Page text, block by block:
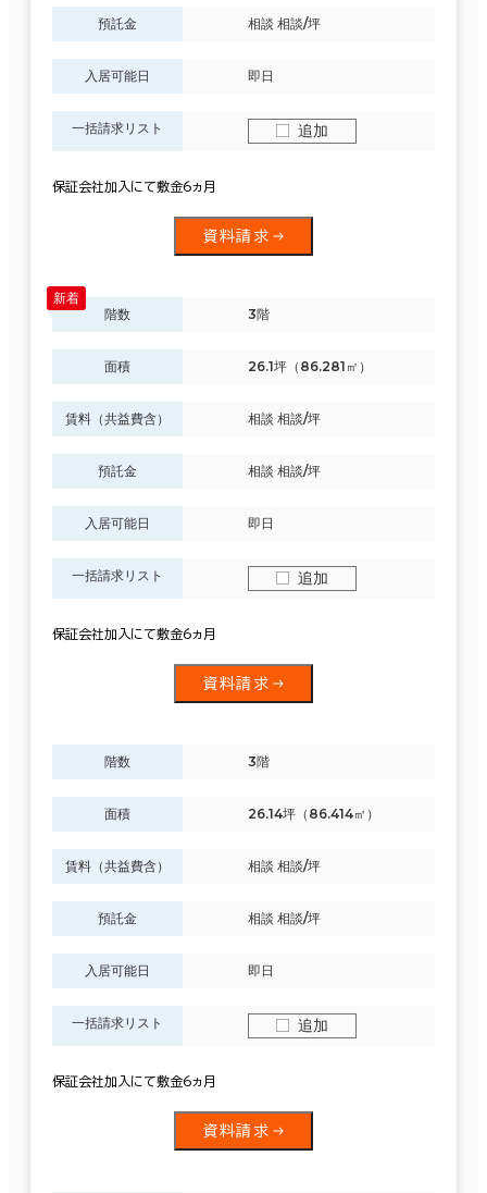
預託金 相談 相談/坪
入居可能日 即日
一括請求リスト 追加
保証会社加入にて敷金6ヵ月
資料請求
階数 3階
面積 26.1坪（86.281㎡）
賃料（共益費含） 相談 相談/坪
預託金 相談 相談/坪
入居可能日 即日
一括請求リスト 追加
保証会社加入にて敷金6ヵ月
資料請求
階数 3階
面積 26.14坪（86.414㎡）
賃料（共益費含） 相談 相談/坪
預託金 相談 相談/坪
入居可能日 即日
一括請求リスト 追加
保証会社加入にて敷金6ヵ月
資料請求